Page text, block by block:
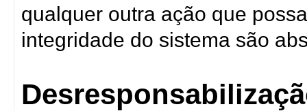
qualquer outra ação que
integridade do sistema são